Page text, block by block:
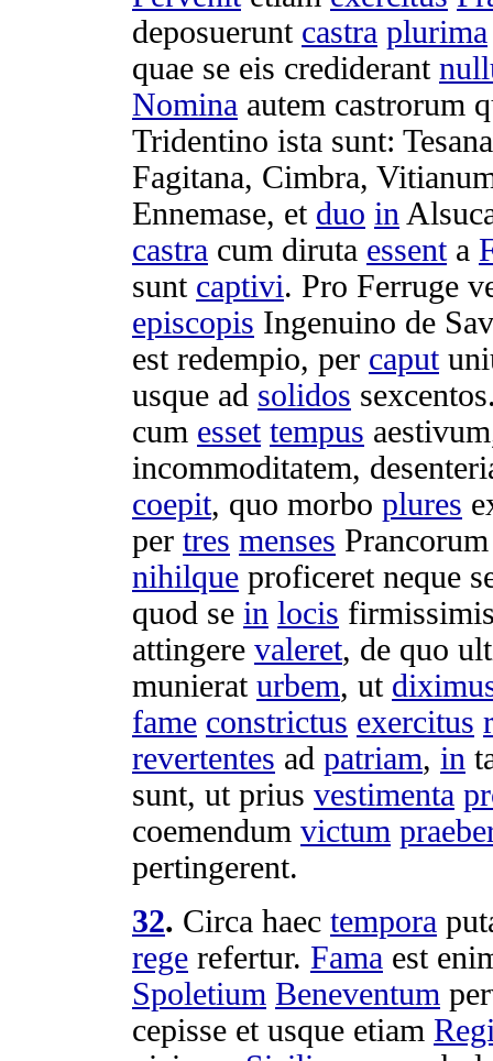
deposuerunt castra plurima
quae se eis crediderant
Nomina autem castrorum
Tridentino ista sunt: Tesana
Fagitana, Cimbra,
Ennemase, et duo in
castra cum diruta essenta
sunt captivi. Pro Ferruge
episcopis Ingenuino de
est redempio, per caput
usque ad solidos sexcentos
cum esset tempus aestivum
incommoditatem,
coepit, quo morbo plures
per tres menses Prancorum
nihilque proficeretneque
quod se in locis
attingere valeret, de quo
munierat urbem, ut
fame constrictus exercitus
revertentes ad patriam, in
sunt, ut prius vestimenta
coemendum victum
pertingerent.
32. Circa haec tempora
rege refertur. Fama est
Spoletium Beneventum
cepisse et usque etiam